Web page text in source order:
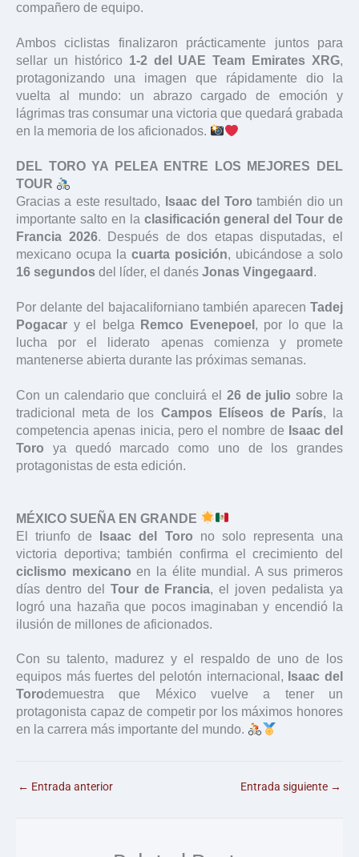
compañero de equipo.
Ambos ciclistas finalizaron prácticamente juntos para
sellar un histórico 1-2 del UAE Team Emirates XRG,
protagonizando una imagen que rápidamente dio la
vuelta al mundo: un abrazo cargado de emoción y
lágrimas tras consumar una victoria que quedará grabada
en la memoria de los aficionados.
DEL TORO YA PELEA ENTRE LOS MEJORES DEL
TOUR
Gracias a este resultado,
Isaac del Toro también dio un
importante salto en la clasificación general del Tour de
Francia 2026. Después de dos etapas disputadas, el
mexicano ocupa la cuarta posición, ubicándose a solo
16 segundos del líder, el danés Jonas Vingegaard .
Por delante del bajacaliforniano también aparecen Tadej
Pogacar y el belga Remco Evenepoel , por lo que la
lucha por el liderato apenas comienza y promete
mantenerse abierta durante las próximas semanas.
Con un calendario que concluirá el 26 de julio sobre la
tradicional meta de los Campos Elíseos de París, la
competencia apenas inicia, pero el nombre de Isaac del
Toro ya quedó marcado como uno de los grandes
protagonistas de esta edición.
MÉXICO SUEÑA EN GRANDE
El triunfo de
Isaac del Toro no solo representa una
victoria deportiva; también confirma el crecimiento del
ciclismo mexicano en la élite mundial. A sus primeros
días dentro del Tour de Francia, el joven pedalista ya
logró una hazaña que pocos imaginaban y encendió la
ilusión de millones de aficionados.
Con su talento, madurez y el respaldo de uno de los
equipos más fuertes del pelotón internacional, Isaac del
Torodemuestra que México vuelve a tener un
protagonista capaz de competir por los máximos honores
en la carrera más importante del mundo.
← Entrada anterior Entrada siguiente →